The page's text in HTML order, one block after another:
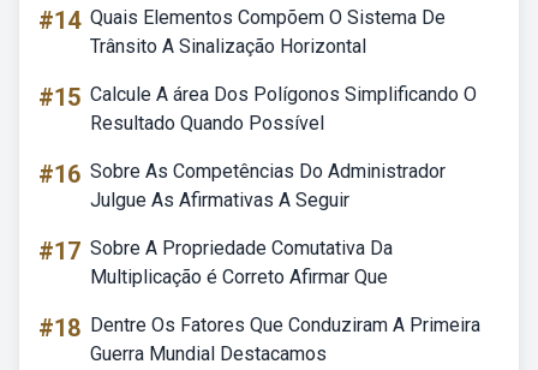
#14 Quais Elementos Compõem O Sistema De
Trânsito A Sinalização Horizontal
#15 Calcule A área Dos Polígonos Simplificando O
Resultado Quando Possível
#16 Sobre As Competências Do Administrador
Julgue As Afirmativas A Seguir
#17 Sobre A Propriedade Comutativa Da
Multiplicação é Correto Afirmar Que
#18 Dentre Os Fatores Que Conduziram A Primeira
Guerra Mundial Destacamos